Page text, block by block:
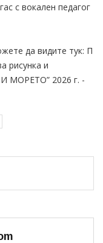
с вокален педагог
да видите тук: П
рисунка и
МОРЕТО” 2026 г. -